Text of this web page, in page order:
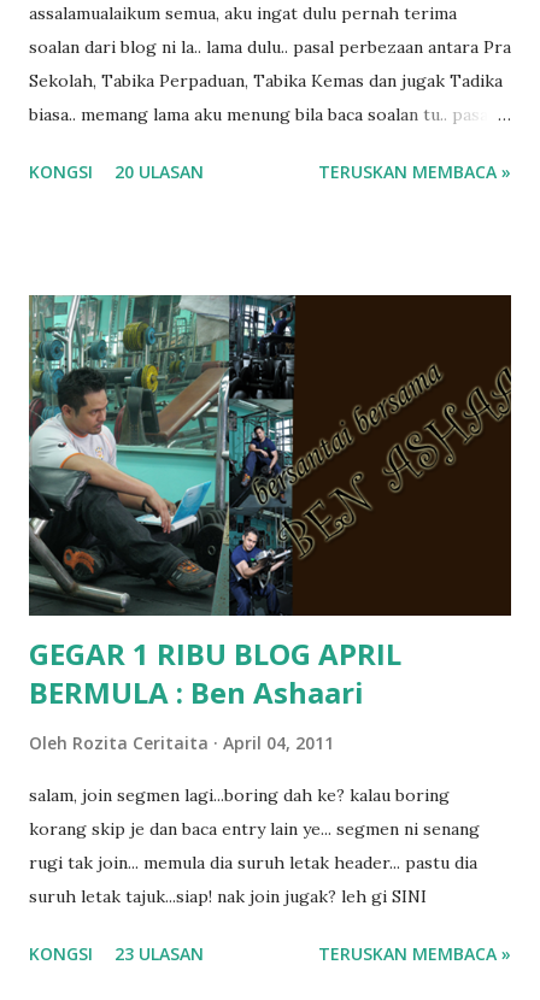
assalamualaikum semua, aku ingat dulu pernah terima
soalan dari blog ni la.. lama dulu.. pasal perbezaan antara Pra
Sekolah, Tabika Perpaduan, Tabika Kemas dan jugak Tadika
biasa.. memang lama aku menung bila baca soalan tu.. pasal
ko.. masa tu aku baru je ada anak sorang dan aku hentam je
tanya sapa-sapa pun masa tu.. bila fikir-fikirkan balik terasa
jugak masa alahai teruknya kami sebagai ibubapa.. dan kami
terasa jugak semakin teruk bila abg long dah masuk 2 tahun
kat salah satu tadika swasta ni.. tapi nampaknya kenal huruf
pun tak tau.. pengsan aku bila ingat balik.. aku mula fikir
mungkin sebab abg long sendiri jenis budak yang ada
masalah dyslexia.. tapi minor la.. nanti la aku cerita pasal
dyslexia tu.. lepas tu kami buat keputusan pu...
KONGSI 20 ULASAN TERUSKAN MEMBACA »
GEGAR 1 RIBU BLOG APRIL
BERMULA : Ben Ashaari
Oleh Rozita Ceritaita April 04, 2011
salam, join segmen lagi...boring dah ke? kalau boring
korang skip je dan baca entry lain ye... segmen ni senang
rugi tak join... memula dia suruh letak header... pastu dia
suruh letak tajuk...siap! nak join jugak? leh gi SINI
KONGSI 23 ULASAN TERUSKAN MEMBACA »